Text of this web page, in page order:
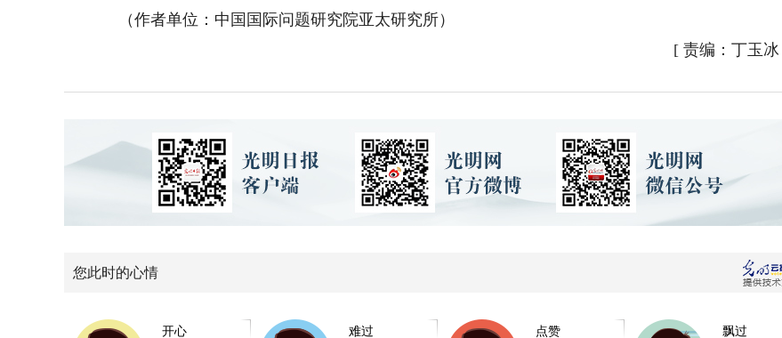
（作者单位：中国国际问题研究院亚太研究所）
[ 责编：丁玉冰
您此时的心情
开心 难过 点赞 飘过